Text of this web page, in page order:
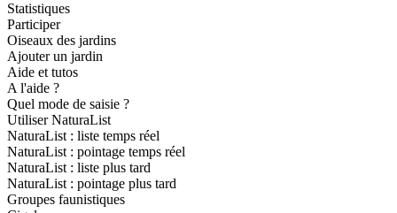
Statistiques
Participer
Oiseaux des jardins
Ajouter un jardin
Aide et tutos
A l'aide ?
Quel mode de saisie ?
Utiliser NaturaList
NaturaList : liste temps réel
NaturaList : pointage temps réel
NaturaList : liste plus tard
NaturaList : pointage plus tard
Groupes faunistiques